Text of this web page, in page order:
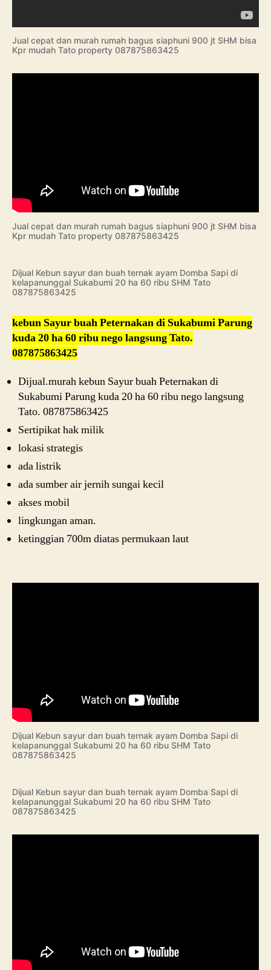
Jual cepat dan murah rumah bagus siaphuni 900 jt SHM bisa
Kpr mudah Tato property 087875863425
Jual cepat dan murah rumah bagus siaphuni 900 jt SHM bisa
Kpr mudah Tato property 087875863425
Dijual Kebun sayur dan buah ternak ayam Domba Sapi di
kelapanunggal Sukabumi 20 ha 60 ribu SHM Tato
087875863425
kebun Sayur buah Peternakan di Sukabumi Parung
kuda 20 ha 60 ribu nego langsung Tato.
087875863425
Dijual.murah kebun Sayur buah Peternakan di
Sukabumi Parung kuda 20 ha 60 ribu nego langsung
Tato. 087875863425
Sertipikat hak milik
lokasi strategis
ada listrik
ada sumber air jernih sungai kecil
akses mobil
lingkungan aman.
ketinggian 700m diatas permukaan laut
Dijual Kebun sayur dan buah ternak ayam Domba Sapi di
kelapanunggal Sukabumi 20 ha 60 ribu SHM Tato
087875863425
Dijual Kebun sayur dan buah ternak ayam Domba Sapi di
kelapanunggal Sukabumi 20 ha 60 ribu SHM Tato
087875863425